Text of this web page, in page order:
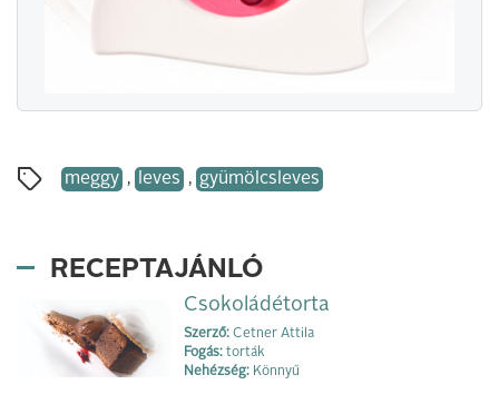
meggy , leves , gyümölcsleves
RECEPTAJÁNLÓ
Csokoládétorta
Szerző: Cetner Attila
Fogás: torták
Nehézség: Könnyű